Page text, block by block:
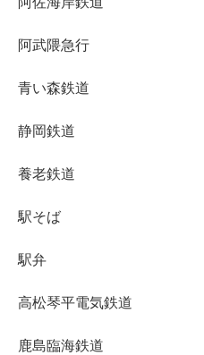
阿武隈急行
青い森鉄道
静岡鉄道
養老鉄道
駅そば
駅弁
高松琴平電気鉄道
鹿島臨海鉄道